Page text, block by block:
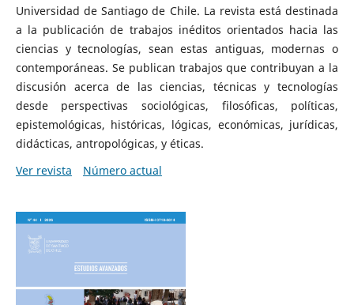
Universidad de Santiago de Chile. La revista está destinada
a la publicación de trabajos inéditos orientados hacia las
ciencias y tecnologías, sean estas antiguas, modernas o
contemporáneas. Se publican trabajos que contribuyan a la
discusión acerca de las ciencias, técnicas y tecnologías
desde perspectivas sociológicas, filosóficas, políticas,
epistemológicas, históricas, lógicas, económicas, jurídicas,
didácticas, antropológicas, y éticas.
Ver revista
Número actual